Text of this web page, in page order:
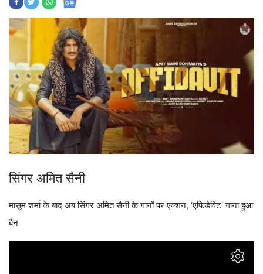
सिंगर अमित सैनी
मासूम शर्मा के बाद अब सिंगर अमित सैनी के गानों पर एक्शन, ‘एफिडेविट’ गाना हुआ
बैन